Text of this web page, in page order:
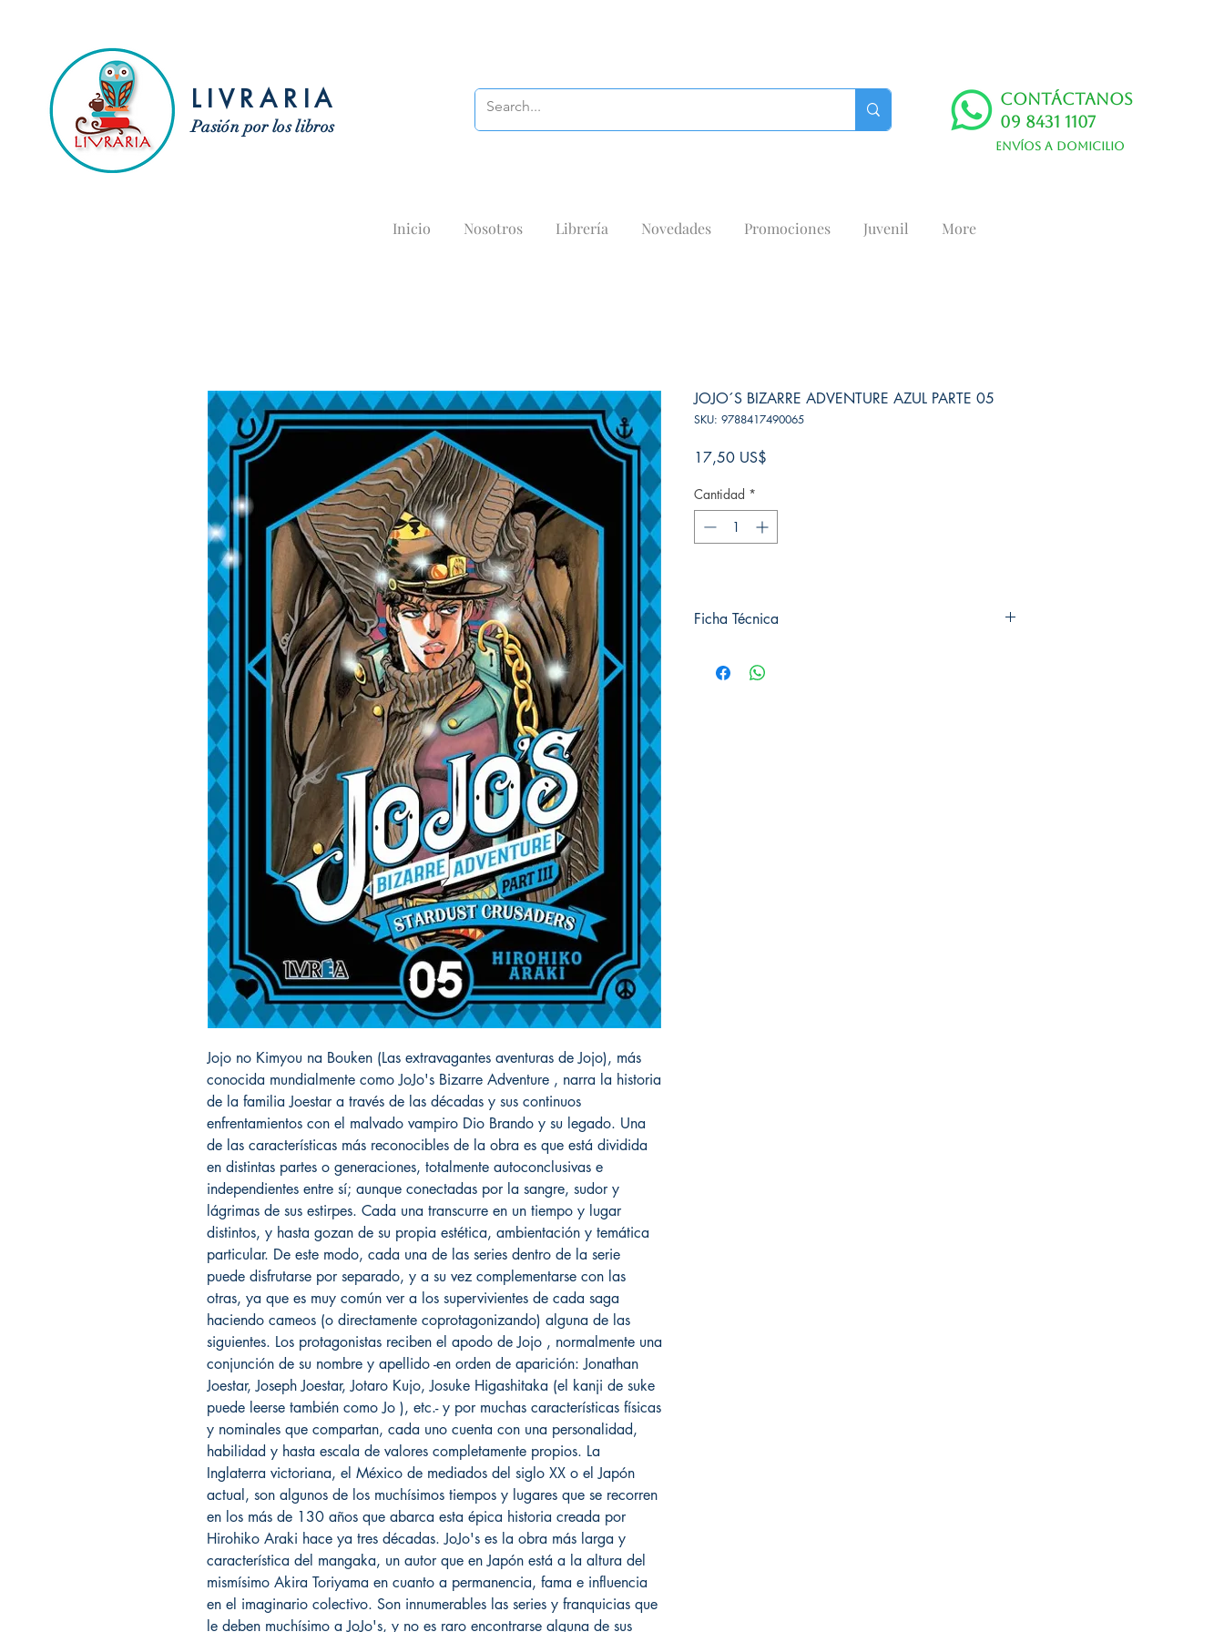
LIVRARIA
Pasión por los libros
Contáctanos
09 8431 1107
Envíos a domicilio
Inicio Nosotros Librería Novedades Promociones Juvenil More
Jojo no Kimyou na Bouken (Las extravagantes aventuras de Jojo), más
conocida mundialmente como JoJo's Bizarre Adventure , narra la historia
de la familia Joestar a través de las décadas y sus continuos
enfrentamientos con el malvado vampiro Dio Brando y su legado. Una
de las características más reconocibles de la obra es que está dividida
en distintas partes o generaciones, totalmente autoconclusivas e
independientes entre sí; aunque conectadas por la sangre, sudor y
lágrimas de sus estirpes. Cada una transcurre en un tiempo y lugar
distintos, y hasta gozan de su propia estética, ambientación y temática
particular. De este modo, cada una de las series dentro de la serie
puede disfrutarse por separado, y a su vez complementarse con las
otras, ya que es muy común ver a los supervivientes de cada saga
haciendo cameos (o directamente coprotagonizando) alguna de las
siguientes. Los protagonistas reciben el apodo de Jojo , normalmente una
conjunción de su nombre y apellido -en orden de aparición: Jonathan
Joestar, Joseph Joestar, Jotaro Kujo, Josuke Higashitaka (el kanji de suke
puede leerse también como Jo ), etc.- y por muchas características físicas
y nominales que compartan, cada uno cuenta con una personalidad,
habilidad y hasta escala de valores completamente propios. La
Inglaterra victoriana, el México de mediados del siglo XX o el Japón
actual, son algunos de los muchísimos tiempos y lugares que se recorren
en los más de 130 años que abarca esta épica historia creada por
Hirohiko Araki hace ya tres décadas. JoJo's es la obra más larga y
característica del mangaka, un autor que en Japón está a la altura del
mismísimo Akira Toriyama en cuanto a permanencia, fama e influencia
en el imaginario colectivo. Son innumerables las series y franquicias que
le deben muchísimo a JoJo's, y no es raro encontrarse alguna de sus
JOJO´S BIZARRE ADVENTURE AZUL PARTE 05
SKU: 9788417490065
17,50 US$
Cantidad *
Ficha Técnica
Editorial: IVREA